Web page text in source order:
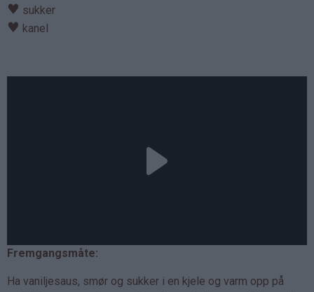
♥ sukker
♥ kanel
Fremgangsmåte:
Ha vaniljesaus, smør og sukker i en kjele og varm opp på